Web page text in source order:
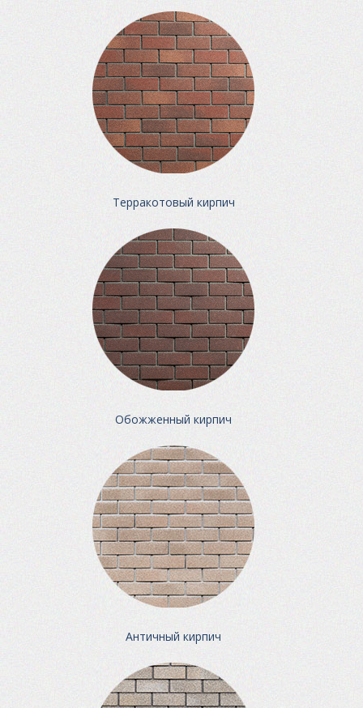
Терракотовый кирпич
Обожженный кирпич
Античный кирпич